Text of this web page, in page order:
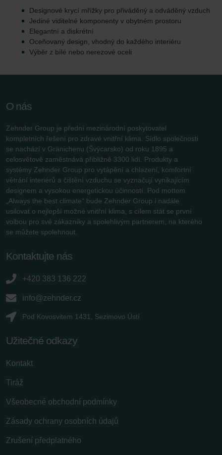
Designové krycí mřížky pro přiváděný a odváděný vzduch
Jediné viditelné komponenty v obytném prostoru
Elegantní a diskrétní
Oceňovaný design, vhodný do každého interiéru
Výběr z bílé nebo nerezové oceli
O nás
Zehnder Group je přední mezinárodní poskytovatel
kompletních řešení pro zdravé vnitřní klima. Sídlo společnosti
se nachází v Gränichenu (Švýcarsko) od roku 1895 a
celosvětově zaměstnává přibližně 3300 lidí. Produkty a
systémy Zehnder Group pro vytápění a chlazení, komfortní
větrání interiérů a čištění vzduchu se vyznačují vynikajícím
designem a vysokou energetickou účinností. Pod mottem
„Always the best climate“ bude Zehnder Group i nadále
usilovat o nejlepší možné vnitřní klima, s cílem stát se první
volbou pro své zákazníky a spolehlivým partnerem, na kterého
se můžete spolehnout.
Kontaktujte nás
+420 383 136 222
info@zehnder.cz
Pod Kovosvitem 1431, Sezimovo Ústí
Užitečné odkazy
Kontakt
Tiráž
Všeobecné obchodní podmínky
Zásady ochrany osobních údajů
Zrušení předplatného